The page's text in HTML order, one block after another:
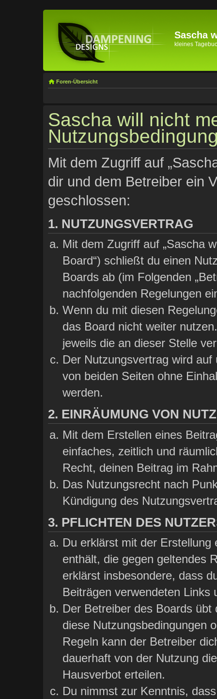
Sascha
kleines
Foren-Übersicht
Sascha will nicht
Mit dem Zugriff auf
dir und dem Betreiber ein
geschlossen:
1. NUTZUNGSVERTRAG
Mit dem Zugriff auf „Sascha
Board“) schließt du einen
Boards ab (im Folgenden
nachfolgenden Regelungen
Wenn du mit diesen
das Board nicht weiter
jeweils die an dieser Stelle
Der Nutzungsvertrag wird
von beiden Seiten ohne
werden.
2. EINRÄUMUNG VON
Mit dem Erstellen eines
einfaches, zeitlich und
Recht, deinen Beitrag im
Das Nutzungsrecht nach
Kündigung des
3. PFLICHTEN DES
Du erklärst mit der
enthält, die gegen geltendes
erklärst insbesondere, dass
Beiträgen verwendeten Links
Der Betreiber des Boards
diese Nutzungsbedingungen
Regeln kann der Betreiber
dauerhaft von der Nutzung
Hausverbot erteilen.
Du nimmst zur Kenntnis,